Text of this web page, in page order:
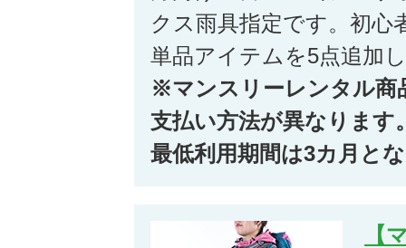
クス雨具指定です。初心
単品アイテムを5点追加
※マンスリーレンタル商
支払い方法が異なります
最低利用期間は3カ月と
【